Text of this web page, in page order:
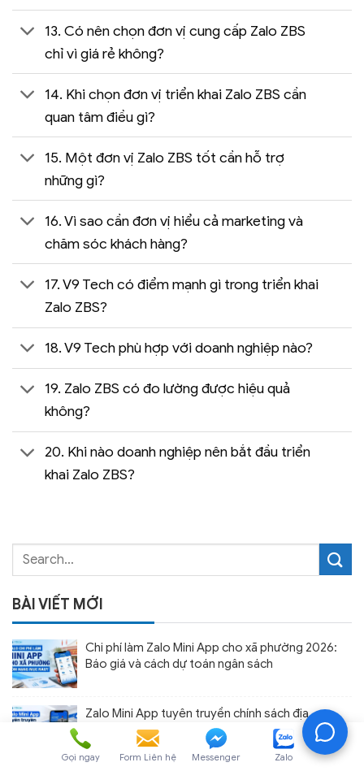
13. Có nên chọn đơn vị cung cấp Zalo ZBS
chỉ vì giá rẻ không?
14. Khi chọn đơn vị triển khai Zalo ZBS cần
quan tâm điều gì?
15. Một đơn vị Zalo ZBS tốt cần hỗ trợ
những gì?
16. Vì sao cần đơn vị hiểu cả marketing và
chăm sóc khách hàng?
17. V9 Tech có điểm mạnh gì trong triển khai
Zalo ZBS?
18. V9 Tech phù hợp với doanh nghiệp nào?
19. Zalo ZBS có đo lường được hiệu quả
không?
20. Khi nào doanh nghiệp nên bắt đầu triển
khai Zalo ZBS?
BÀI VIẾT MỚI
Chi phí làm Zalo Mini App cho xã phường 2026:
Báo giá và cách dự toán ngân sách
Zalo Mini App tuyên truyền chính sách địa
phương hiệu quả
Gọi ngay Form Liên hệ Messenger Zalo